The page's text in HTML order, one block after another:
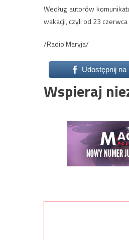
Według autorów
wakacji, czyli od 23
/Radio Maryja/
Udostępnij na
Wspieraj